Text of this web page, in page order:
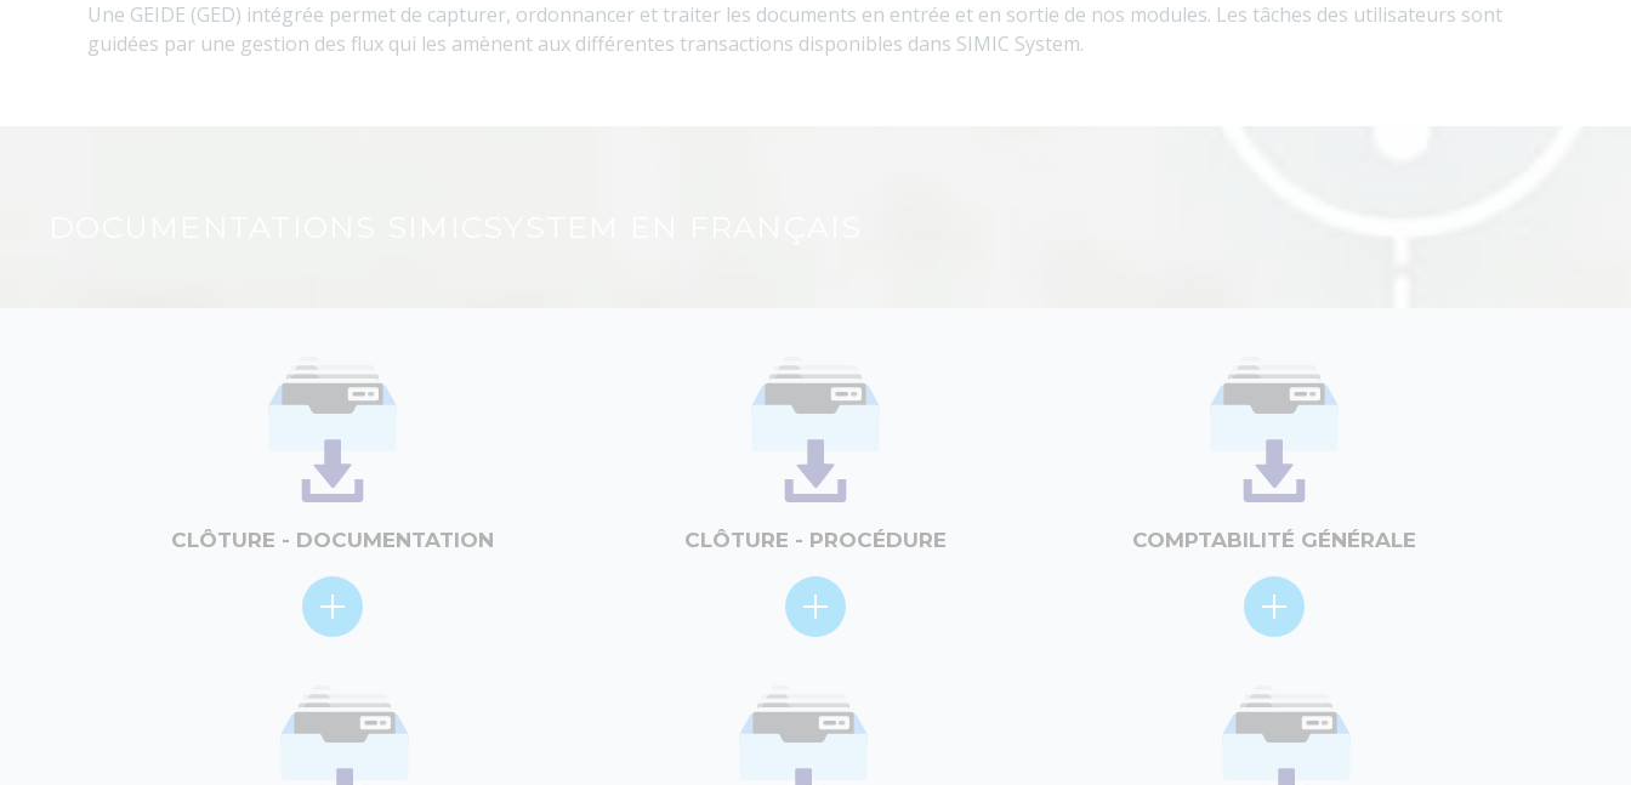
Une GEIDE (GED) intégrée permet de capturer, ordonnancer et traiter les documents en entrée et en sortie de nos modules. Les tâches des utilisateurs sont
guidées par une gestion des flux qui les amènent aux différentes transactions disponibles dans SIMIC System.
CLÔTURE - DOCUMENTATION CLÔTURE - PROCÉDURE COMPTABILITÉ GÉNÉRALE